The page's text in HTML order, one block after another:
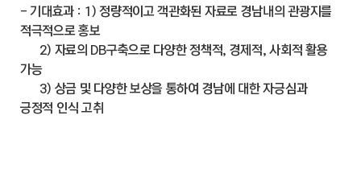
- 기대효과 : 1) 정량적이고 객관화된 자료로 경남내의 관광지를
적극적으로 홍보
2) 자료의 DB구축으로 다양한 정책적, 경제적, 사회적 활용
가능
3) 상금 및 다양한 보상을 통하여 경남에 대한 자긍심과
긍정적 인식 고취